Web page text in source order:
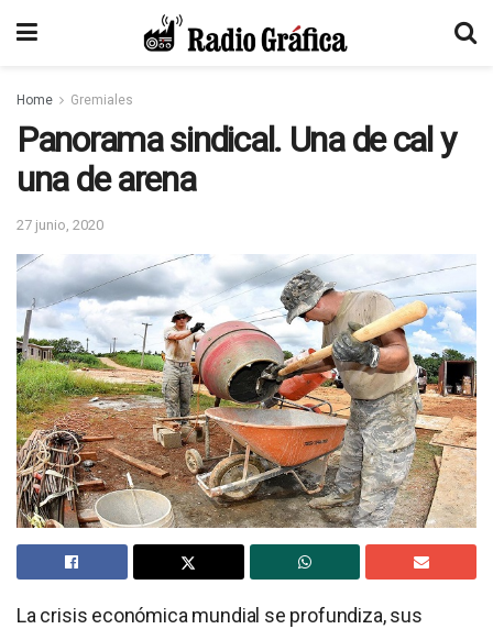
Home Gremiales
Panorama sindical. Una de cal y
una de arena
27 junio, 2020
La crisis económica mundial se profundiza, sus